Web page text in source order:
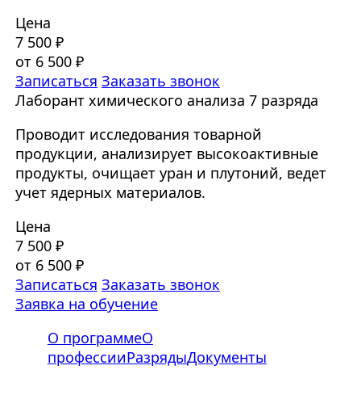
Цена
7 500 ₽
от 6 500 ₽
Записаться Заказать звонок
Лаборант химического анализа 7 разряда
Проводит исследования товарной
продукции, анализирует высокоактивные
продукты, очищает уран и плутоний, ведет
учет ядерных материалов.
Цена
7 500 ₽
от 6 500 ₽
Записаться Заказать звонок
Заявка на обучение
О программеО
профессииРазрядыДокументы